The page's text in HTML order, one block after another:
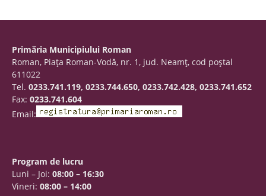
Primăria Municipiului Roman
Roman, Piaţa Roman-Vodă, nr. 1, jud. Neamţ, cod poştal
611022
Tel. 0233.741.119, 0233.744.650, 0233.742.428, 0233.741.652
Fax: 0233.741.604
Email:
Program de lucru
Luni – Joi: 08:00 – 16:30
Vineri: 08:00 – 14:00